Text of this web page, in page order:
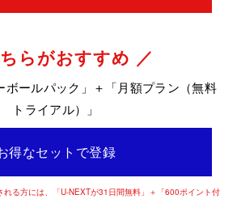
らがおすすめ ／
ボールパック」＋「月額プラン（無料
トライアル）」
得なセットで登録
る方には、「U-NEXTが31日間無料」＋「600ポイント付